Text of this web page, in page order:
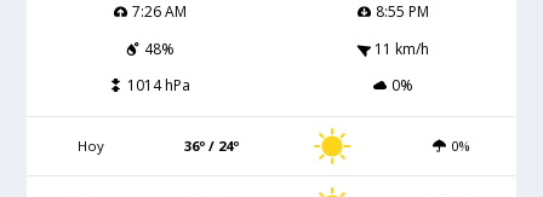
7:26 AM
8:55 PM
48%
11 km/h
1014 hPa
0%
Hoy 36º / 24º 0%